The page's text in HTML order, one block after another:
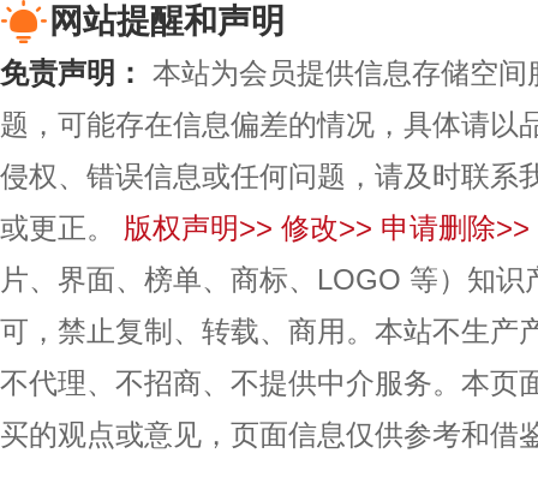
网站提醒和声明
免责声明： 本站为会员提供信息存储空
题，可能存在信息偏差的情况，具体请以
侵权、错误信息或任何问题，请及时联系
或更正。
版权声明>> 修改>> 申请删除>>
片、界面、榜单、商标、LOGO 等）知
可，禁止复制、转载、商用。本站不生产
不代理、不招商、不提供中介服务。本页
买的观点或意见，页面信息仅供参考和借